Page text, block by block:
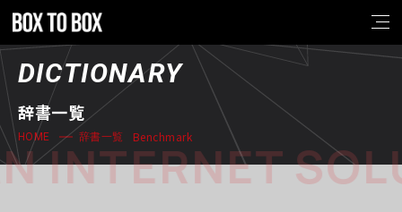
DICTIONARY
辞書一覧
HOME 辞書一覧 Benchmark
INTERNET